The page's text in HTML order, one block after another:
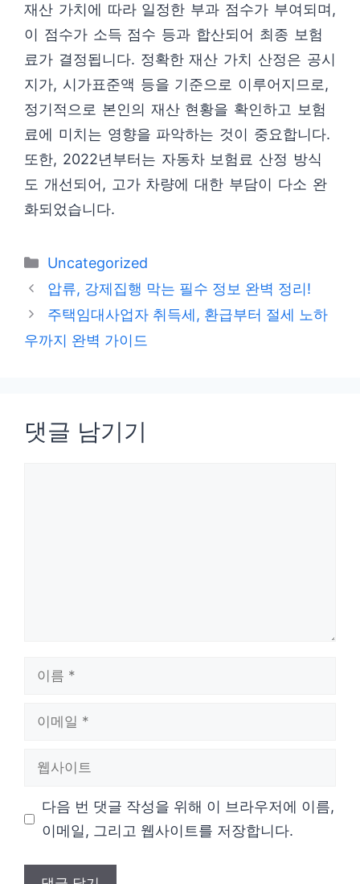
재산 가치에 따라 일정한 부과 점수가 부여되며,
이 점수가 소득 점수 등과 합산되어 최종 보험
료가 결정됩니다. 정확한 재산 가치 산정은 공시
지가, 시가표준액 등을 기준으로 이루어지므로,
정기적으로 본인의 재산 현황을 확인하고 보험
료에 미치는 영향을 파악하는 것이 중요합니다.
또한, 2022년부터는 자동차 보험료 산정 방식
도 개선되어, 고가 차량에 대한 부담이 다소 완
화되었습니다.
카
테
리
Uncategorized
압류, 강제집행 막는 필수 정보 완벽 정리!
주택임대사업자 취득세, 환급부터 절세 노하
우까지 완벽 가이드
댓글 남기기
다음 번 댓글 작성을 위해 이 브라우저에 이름,
이메일, 그리고 웹사이트를 저장합니다.